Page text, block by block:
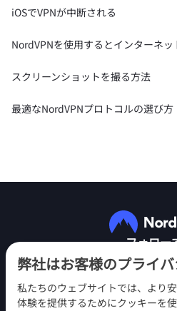
弊社はお客様のプライ
私たちのウェブサイトでは、より
体験を提供するためにクッキーを
iOSでVPNが中断される
NordVPNを使用するとインターネッ
スクリーンショットを撮る方法
最適なNordVPNプロトコルの選び方
フォロー